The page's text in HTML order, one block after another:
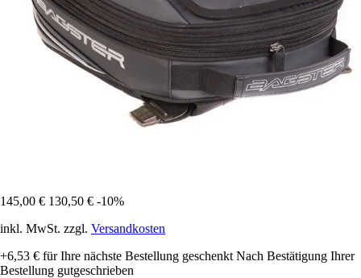
145,00 € 130,50 € -10%
inkl. MwSt. zzgl. Versandkosten
+6,53 € für Ihre nächste Bestellung geschenkt Nach Bestätigung Ihrer
Bestellung gutgeschrieben